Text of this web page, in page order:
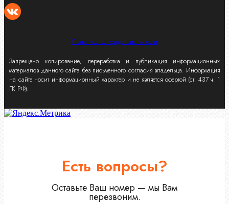
Политика конфиденциальности
Запрещено копирование, переработка и публикация информационных
материалов данного сайта без письменного согласия владельца. Информация
на сайте носит информационный характер и не является офертой (ст. 437 ч. 1
ГК РФ).
Есть вопросы?
Оставьте Ваш номер — мы Вам
перезвоним.